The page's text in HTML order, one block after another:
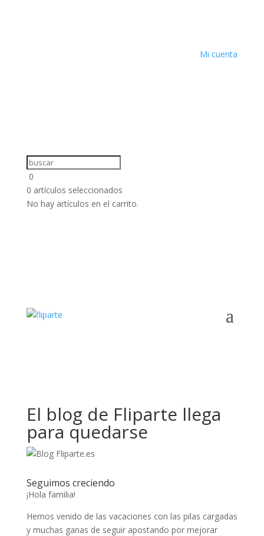
Mi cuenta
0
0 artículos seleccionados
No hay artículos en el carrito.
El blog de Fliparte llega
para quedarse
Seguimos creciendo
¡Hola familia!
Hemos venido de las vacaciones con las pilas cargadas
y muchas ganas de seguir apostando por mejorar